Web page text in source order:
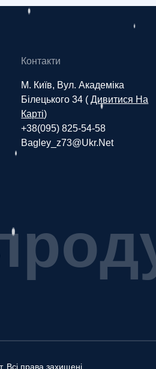
Контакти
М. Київ, Вул. Академіка
Білецького 34 (Дивитися На
Карті)
+38(095) 825-54-58
Bagley_z73@ukr.net
род
Всі права захищені.